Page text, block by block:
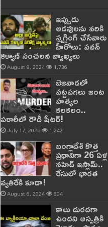
ఇప్పుడు
అడవులను నరికి
స్మగ్లింగ్ చేసేవారు
హీరోలు: పవన్
కళ్యాణ్ సంచలన వ్యాఖ్యలు
August 8, 2024 1,736
బెజవాడలో
పట్టపగలు జంట
హత్యల
కలకలం..
పరారీలో రౌడీ షీటర్‌!
July 17, 2025 1,242
బంగ్లాదేశ్ కొత్త
ప్రధానిగా 26 ఏళ్ల
నహిద్ ఇస్లామ్..
రేసులో భారత
వ్యతిరేకి కూడా!
August 6, 2024 804
కాలు దురదగా
ఉందని ఆస్పత్రికి